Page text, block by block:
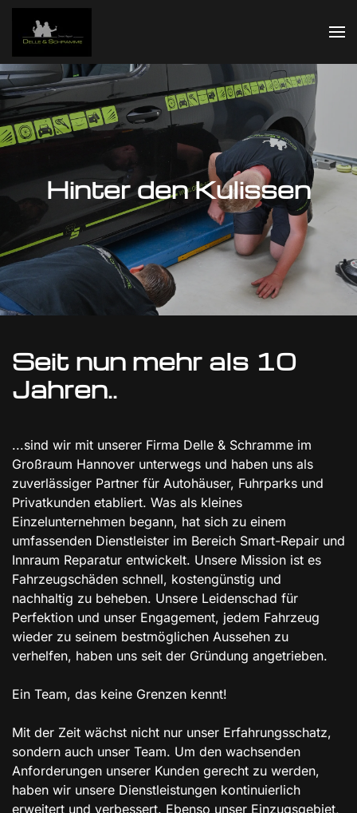
Zum Hauptinhalt springen
Hinter den Kulissen
Seit nun mehr als 10
Jahren..
...sind wir mit unserer Firma Delle & Schramme im
Großraum Hannover unterwegs und haben uns als
zuverlässiger Partner für Autohäuser, Fuhrparks und
Privatkunden etabliert. Was als kleines
Einzelunternehmen begann, hat sich zu einem
umfassenden Dienstleister im Bereich Smart-Repair und
Innraum Reparatur entwickelt. Unsere Mission ist es
Fahrzeugschäden schnell, kostengünstig und
nachhaltig zu beheben. Unsere Leidenschad für
Perfektion und unser Engagement, jedem Fahrzeug
wieder zu seinem bestmöglichen Aussehen zu
verhelfen, haben uns seit der Gründung angetrieben.
Ein Team, das keine Grenzen kennt!
Mit der Zeit wächst nicht nur unser Erfahrungsschatz,
sondern auch unser Team. Um den wachsenden
Anforderungen unserer Kunden gerecht zu werden,
haben wir unsere Dienstleistungen kontinuierlich
erweitert und verbessert. Ebenso unser Einzugsgebiet,